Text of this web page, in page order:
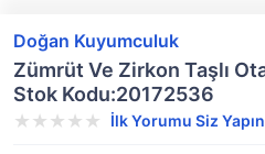
Doğan Kuyumculuk
Zümrüt Ve Zirkon Taşlı
Stok Kodu:20172536
İlk Yorumu Siz Yapın